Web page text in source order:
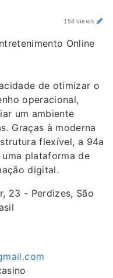
158 views
Online
de otimizar o
operacional,
um ambiente
Graças à moderna
flexível, a 94a
plataforma de
digital.
23 - Perdizes, São